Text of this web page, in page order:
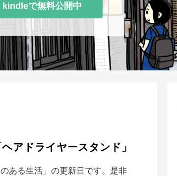
kindleで無料公開中
アドライヤースタンド」
ある生活」の更新日です。是非